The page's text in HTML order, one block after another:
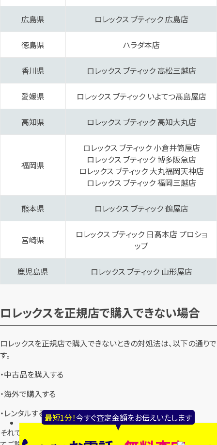
最短1分！今すぐ査定金額をお伝えいたします
広島県 ‭ロレックス ブティック 広島‬店
徳島県 ‭ハラダ本店‬
香川県 ‭ロレックス ブティック 高松三越‬店
愛媛県 ‭ロレックス ブティック いよてつ髙島屋‬‬店
高知県 ‭ロレックス ブティック 高知大丸‬店
福岡県
‭ロレックス ブティック 小倉井筒屋‬店
‭ロレックス ブティック 博多阪急‬店
‭ロレックス ブティック 大丸福岡天神‬店
‭ロレックス ブティック 福岡三越‬店
熊本県 ロレックス ブティック 鶴屋‬店
宮崎県
ロレックス ブティック 日髙本店 プロショ
ップ‬
鹿児島県 ‭ロレックス ブティック 山形屋‬店
ロレックスを正規店で購入できない場合
ロレックスを正規店で購入できないときの対処法は、以下の通りで
す。
・中古品を購入する
・海外で購入する
・レンタルする
それでは、ロレックスを正規店で購入できないときの対処法につい